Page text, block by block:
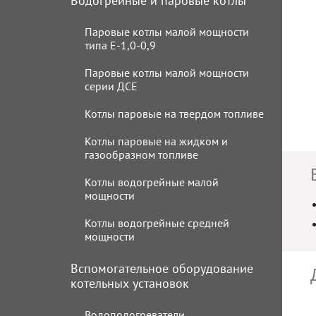
Паровые котлы малой мощности
типа Е-1,0-0,9
Паровые котлы малой мощности
серии ДСЕ
Котлы паровые на твердом топливе
Котлы паровые серии ДКВр
(каменный/бурый уголь)
Паровые котлы серии КЕ
(каменный/бурый уголь)
Котлы паровые на жидком и
газообразном топливе
Котлы паровые серии ДКВр (газ/
жидкое топливо)
Котлы паровые серии ДЕ (газ/
жидкое топливо)
Котлы водогрейные малой
мощности
КВа Гн/ЛЖ - котлы водогрейные
жаротрубные
КВр - котлы водогрейные с
ручной подачей топлива
Котлы водогрейные средней
мощности
Котлы водогрейные серии КВ-ТС
Котлы водогрейные серии КВ-ГМ
Вспомогательное оборудование
котельных установок